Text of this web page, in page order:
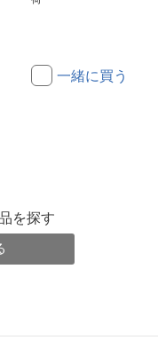
一緒に買う
を探す